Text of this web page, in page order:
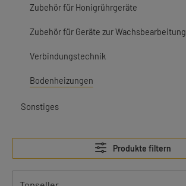
Zubehör für Honigrührgeräte
Zubehör für Geräte zur Wachsbearbeitung
Verbindungstechnik
Bodenheizungen
Sonstiges
Produkte filtern